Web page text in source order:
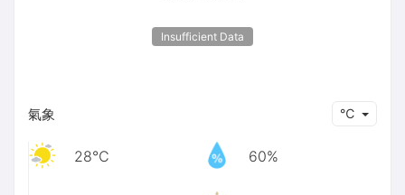
Insufficient Data
氣象 ℃
28℃ 60%